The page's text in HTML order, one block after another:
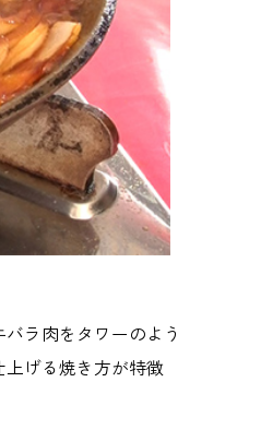
ラ肉をタワーのよう
げる焼き方が特徴